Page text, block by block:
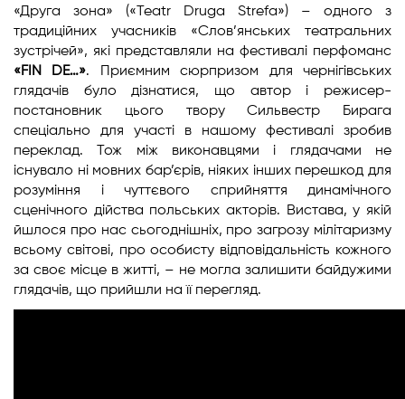
«Друга зона» («Teatr Druga Strefa») – одного з
традиційних учасників «Слов’янських театральних
зустрічей», які представляли на фестивалі перфоманс
«FIN DE…». Приємним сюрпризом для чернігівських
глядачів було дізнатися, що автор і режисер-
постановник цього твору Сильвестр Бирага
спеціально для участі в нашому фестивалі зробив
переклад. Тож між виконавцями і глядачами не
існувало ні мовних бар’єрів, ніяких інших перешкод для
розуміння і чуттєвого сприйняття динамічного
сценічного дійства польських акторів. Вистава, у якій
йшлося про нас сьогоднішніх, про загрозу мілітаризму
всьому світові, про особисту відповідальність кожного
за своє місце в житті, – не могла залишити байдужими
глядачів, що прийшли на її перегляд.